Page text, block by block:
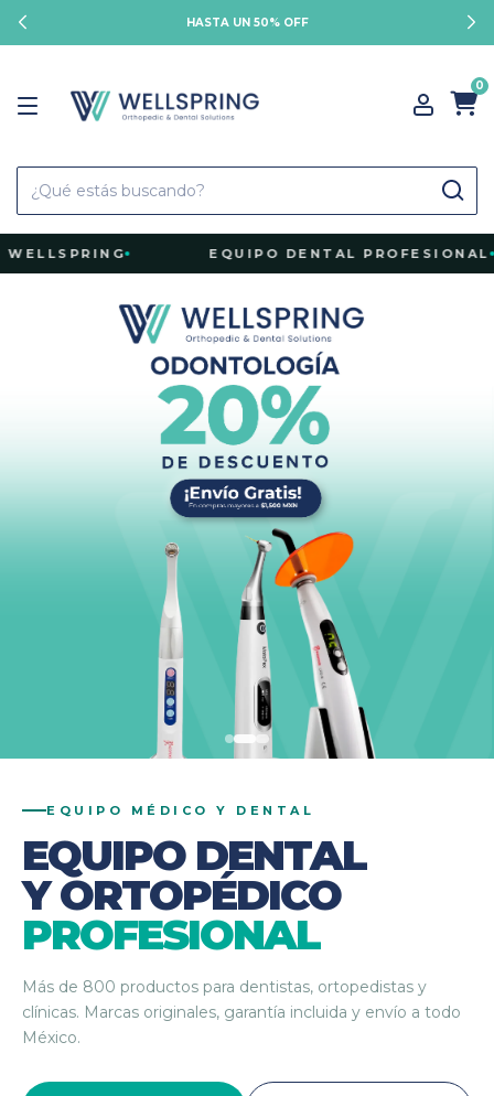
HASTA UN 50% OFF
0
EQUIPO DENTAL PROFESIONAL
EQUIPO MÉDICO Y DENTAL
EQUIPO DENTAL
Y ORTOPÉDICO
PROFESIONAL
Más de 800 productos para dentistas, ortopedistas y
clínicas. Marcas originales, garantía incluida y envío a todo
México.